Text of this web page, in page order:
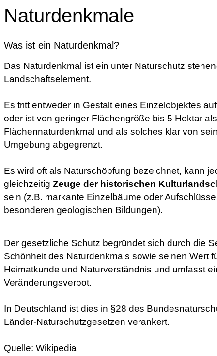
Naturdenkmale
Was ist ein Naturdenkmal?
Das Naturdenkmal ist ein unter Naturschutz
Landschaftselement.
Es tritt entweder in Gestalt eines Einzelobjektes auf
oder ist von geringer Flächengröße bis 5 Hektar als
Flächennaturdenkmal und als solches klar von
Umgebung abgegrenzt.
Es wird oft als Naturschöpfung bezeichnet, kann
gleichzeitig Zeuge der historischen
sein (z.B. markante Einzelbäume oder
besonderen geologischen Bildungen).
Der gesetzliche Schutz begründet sich durch die
Schönheit des Naturdenkmals sowie seinen Wert
Heimatkunde und Naturverständnis und umfasst
Veränderungsverbot.
In Deutschland ist dies in §28 des
Länder-Naturschutzgesetzen verankert.
Quelle: Wikipedia